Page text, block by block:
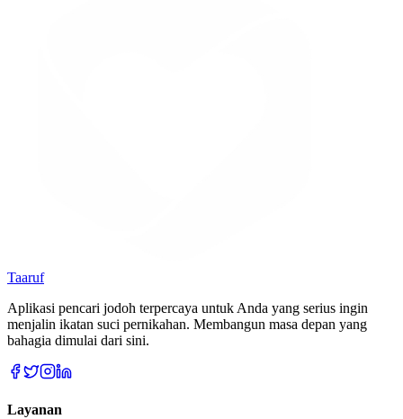
Taaruf
Aplikasi pencari jodoh terpercaya untuk Anda yang serius ingin
menjalin ikatan suci pernikahan. Membangun masa depan yang
bahagia dimulai dari sini.
Layanan